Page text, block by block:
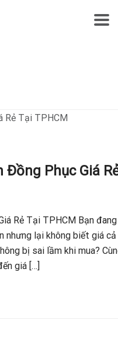
Đồng Phục Giá
Rẻ Tại TPHCM Bạn đang
nhưng lại không biết giá cả
bị sai lầm khi mua?
giá […]